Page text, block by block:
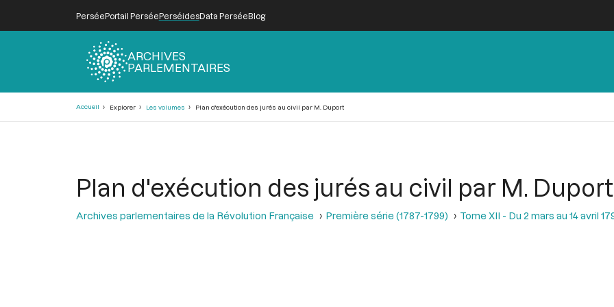
PerséePortail PerséePerséidesData PerséeBlog
ARCHIVES
PARLEMENTAIRES
Accueil Explorer Les volumes Plan d'exécution des jurés au civil par M. Duport
Plan d'exécution des jurés au civil par M. Duport
Archives parlementaires de la Révolution Française Première série (1787-1799) Tome XII - Du 2 mars au 14 avril